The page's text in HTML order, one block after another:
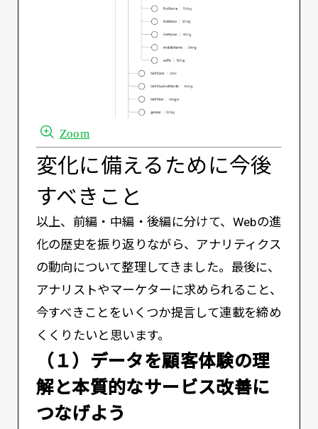
Zoom
変化に備えるために今後
すべきこと
以上、前編・中編・後編に分けて、Webの進
化の歴史を振り返りながら、アナリティクス
の動向について整理してきました。最後に、
アナリストやマーケターに求められること、
今すべきことをいくつか提言して連載を締め
くくりたいと思います。
（１）データを顧客体験の理
解と本質的なサービス改善に
つなげよう